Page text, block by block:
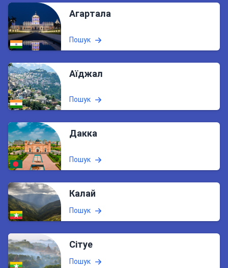
Агартала
Пошук
Аїджал
Пошук
Дакка
Пошук
Калай
Пошук
Сітуе
Пошук